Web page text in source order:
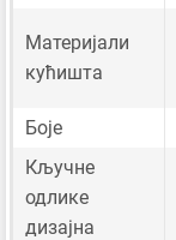
Материјали
кућишта
Боје
Кључне
одлике
дизајна